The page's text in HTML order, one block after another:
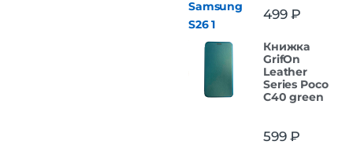
499₽
Книжка
GrifOn
Leather
Series Poco
C40 green
599₽